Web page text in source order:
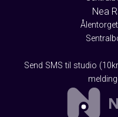
Nea
Send SMS til studio